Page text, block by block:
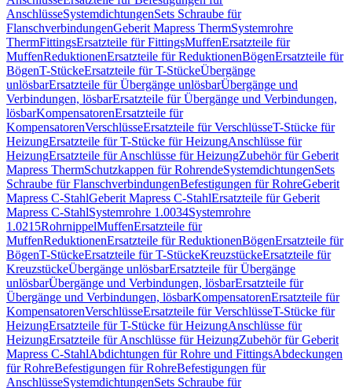
AnschlüsseSystemdichtungenSets Schraube für
FlanschverbindungenGeberit Mapress ThermSystemrohre
ThermFittingsErsatzteile für FittingsMuffenErsatzteile für
MuffenReduktionenErsatzteile für ReduktionenBögenErsatzteile für
BögenT-StückeErsatzteile für T-StückeÜbergänge
unlösbarErsatzteile für Übergänge unlösbarÜbergänge und
Verbindungen, lösbarErsatzteile für Übergänge und Verbindungen,
lösbarKompensatorenErsatzteile für
KompensatorenVerschlüsseErsatzteile für VerschlüsseT-Stücke für
HeizungErsatzteile für T-Stücke für HeizungAnschlüsse für
HeizungErsatzteile für Anschlüsse für HeizungZubehör für Geberit
Mapress ThermSchutzkappen für RohrendeSystemdichtungenSets
Schraube für FlanschverbindungenBefestigungen für RohreGeberit
Mapress C-StahlGeberit Mapress C-StahlErsatzteile für Geberit
Mapress C-StahlSystemrohre 1.0034Systemrohre
1.0215RohrnippelMuffenErsatzteile für
MuffenReduktionenErsatzteile für ReduktionenBögenErsatzteile für
BögenT-StückeErsatzteile für T-StückeKreuzstückeErsatzteile für
KreuzstückeÜbergänge unlösbarErsatzteile für Übergänge
unlösbarÜbergänge und Verbindungen, lösbarErsatzteile für
Übergänge und Verbindungen, lösbarKompensatorenErsatzteile für
KompensatorenVerschlüsseErsatzteile für VerschlüsseT-Stücke für
HeizungErsatzteile für T-Stücke für HeizungAnschlüsse für
HeizungErsatzteile für Anschlüsse für HeizungZubehör für Geberit
Mapress C-StahlAbdichtungen für Rohre und FittingsAbdeckungen
für RohreBefestigungen für RohreBefestigungen für
AnschlüsseSystemdichtungenSets Schraube für